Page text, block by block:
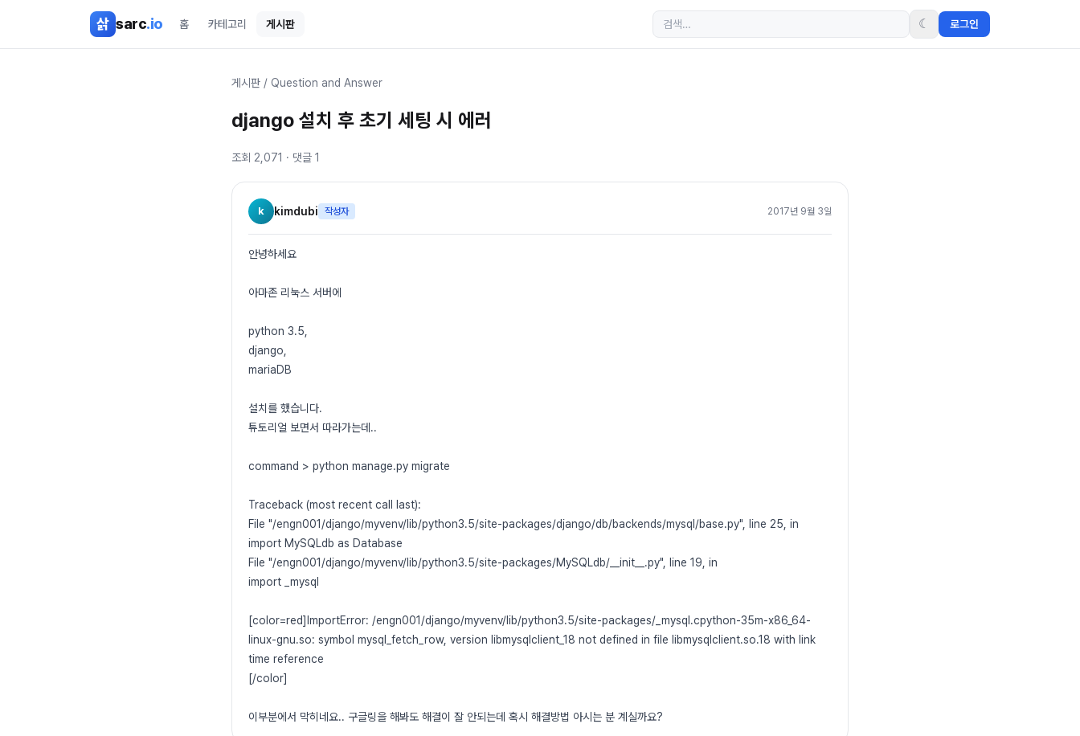
삵 sarc.io 홈 카테고리 게시판 ☾ 로그인
게시판 / Question and Answer
django 설치 후 초기 세팅 시 에러
조회 2,071 · 댓글 1
k kimdubi 작성자 2017년 9월 3일
안녕하세요
아마존 리눅스 서버에
python 3.5,
django,
mariaDB
설치를 했습니다.
튜토리얼 보면서 따라가는데..
command > python manage.py migrate
Traceback (most recent call last):
File "/engn001/django/myvenv/lib/python3.5/site-packages/django/db/backends/mysql/base.py", line 25, in
import MySQLdb as Database
File "/engn001/django/myvenv/lib/python3.5/site-packages/MySQLdb/__init__.py", line 19, in
import _mysql
[color=red]ImportError: /engn001/django/myvenv/lib/python3.5/site-packages/_mysql.cpython-35m-x86_64-
linux-gnu.so: symbol mysql_fetch_row, version libmysqlclient_18 not defined in file libmysqlclient.so.18 with link
time reference
[/color]
이부분에서 막히네요.. 구글링을 해봐도 해결이 잘 안되는데 혹시 해결방법 아시는 분 계실까요?